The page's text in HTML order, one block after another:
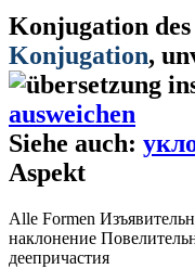
Konjugation des
Konjugation,
ausweichen
Siehe auch:
Aspekt
Alle Formen
наклонение
деепричастия